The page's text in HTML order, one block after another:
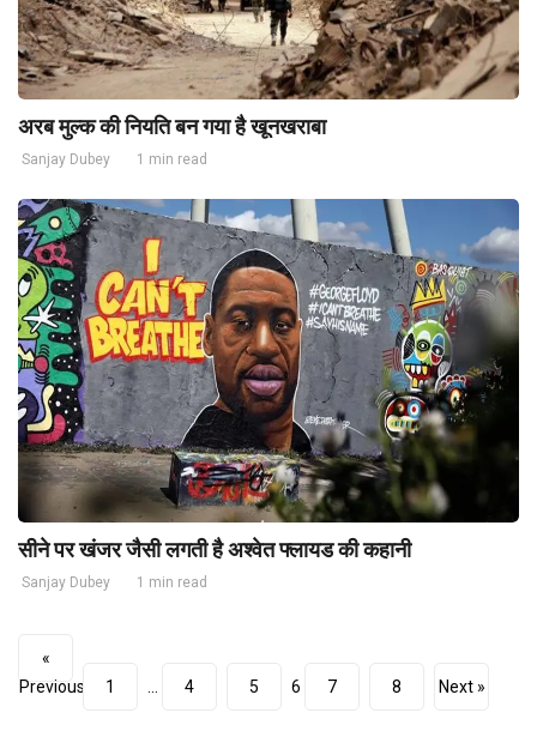
अरब मुल्क की नियति बन गया है खूनखराबा
Sanjay Dubey 1 min read
सीने पर खंजर जैसी लगती है अश्वेत फ्लायड की कहानी
Sanjay Dubey 1 min read
«
Previous
1 4 5 6 7 8 Next »